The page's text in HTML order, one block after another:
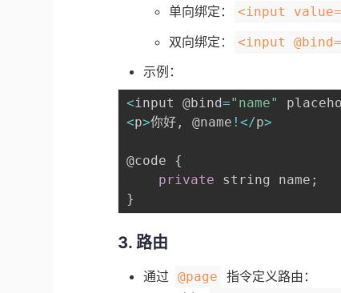
单向绑定：
<input
双向绑定： <input
示例：
<input @bind="name"
<p>你好 , @name !</p>
@code {
private string name ;
}
3. 路由
通过 @page
指令定义路由：